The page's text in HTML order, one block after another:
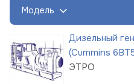
Модель
Дизельный
(Cummins
ЭТРО